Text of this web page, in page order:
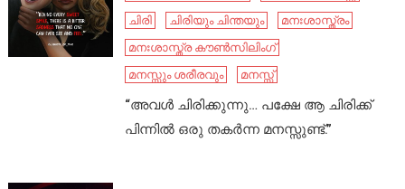
ചിരി
ചിരിയും ചിന്തയും
മനഃശാസ്ത്രം
മനഃശാസ്ത്ര കൗൺസിലിംഗ്
മനസ്സും ശരീരവും
മനസ്സ്
“അവൾ ചിരിക്കുന്നു… പക്ഷേ ആ ചിരിക്ക്
പിന്നിൽ ഒരു തകർന്ന മനസ്സുണ്ട്.”